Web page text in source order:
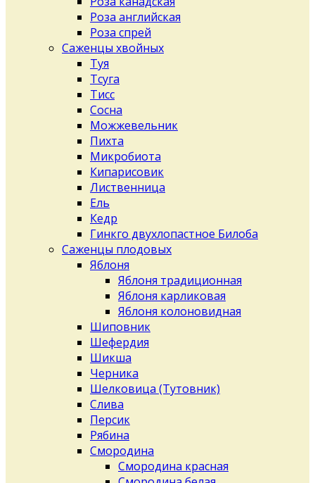
Роза английская
Роза спрей
Саженцы хвойных
Туя
Тсуга
Тисс
Сосна
Можжевельник
Пихта
Микробиота
Кипарисовик
Лиственница
Ель
Кедр
Гинкго двухлопастное Билоба
Саженцы плодовых
Яблоня
Яблоня традиционная
Яблоня карликовая
Яблоня колоновидная
Шиповник
Шефердия
Шикша
Черника
Шелковица (Тутовник)
Слива
Персик
Рябина
Смородина
Смородина красная